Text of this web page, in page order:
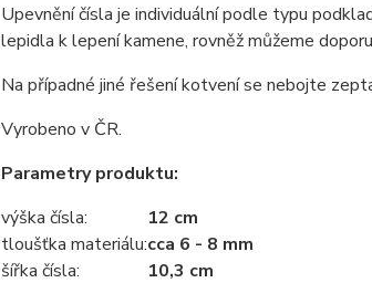
Upevnění čísla je individuální podle typu
lepidla k lepení kamene, rovněž můžeme
Na případné jiné řešení kotvení se nebojte
Vyrobeno v ČR.
Parametry produktu:
výška čísla:
12 cm
tloušťka materiálu:cca 6 - 8 mm
šířka čísla:
10,3 cm